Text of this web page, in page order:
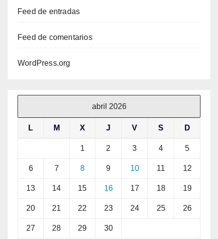
Feed de entradas
Feed de comentarios
WordPress.org
abril 2026
L M X J V S D
1 2 3 4 5
6 7 8 9 10 11 12
13 14 15 16 17 18 19
20 21 22 23 24 25 26
27 28 29 30